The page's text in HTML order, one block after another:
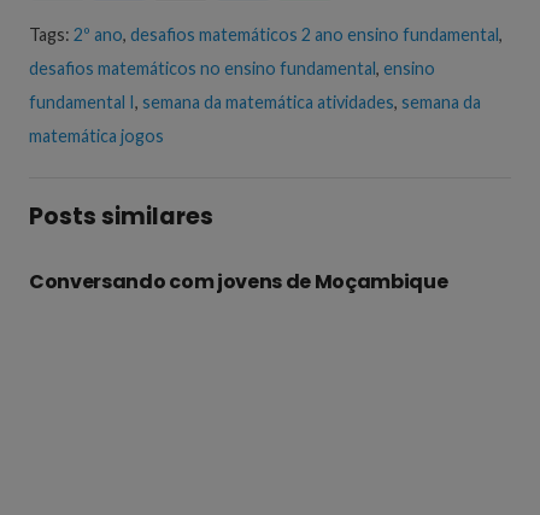
Tags: 2º ano, desafios matemáticos 2 ano ensino fundamental,
desafios matemáticos no ensino fundamental, ensino
fundamental I, semana da matemática atividades, semana da
matemática jogos
Posts similares